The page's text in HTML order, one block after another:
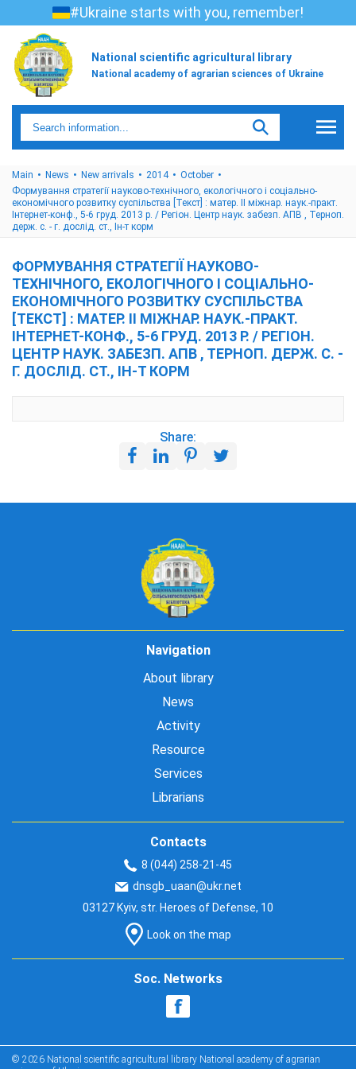
#Ukraine starts with you, remember!
National scientific agricultural library
National academy of agrarian sciences of Ukraine
Main News New arrivals 2014
October
Формування стратегії науково-технічного, екологічного і соціально-
економічного розвитку суспільства [Текст] : матер. ІІ міжнар. наук.-практ.
Інтернет-конф., 5-6 груд. 2013 р. / Регіон. Центр наук. забезп. АПВ , Терноп.
держ. с. - г. дослід. ст., Ін-т корм
ФОРМУВАННЯ СТРАТЕГІЇ НАУКОВО-
ТЕХНІЧНОГО, ЕКОЛОГІЧНОГО І СОЦІАЛЬНО-
ЕКОНОМІЧНОГО РОЗВИТКУ СУСПІЛЬСТВА
[ТЕКСТ] : МАТЕР. ІІ МІЖНАР. НАУК.-ПРАКТ.
ІНТЕРНЕТ-КОНФ., 5-6 ГРУД. 2013 Р. / РЕГІОН.
ЦЕНТР НАУК. ЗАБЕЗП. АПВ , ТЕРНОП. ДЕРЖ. С. -
Г. ДОСЛІД. СТ., ІН-Т КОРМ
Share:
Navigation
About library
News
Activity
Resource
Services
Librarians
Contacts
8 (044) 258-21-45
dnsgb_uaan@ukr.net
03127 Kyiv, str. Heroes of Defense, 10
Look on the map
Soc. Networks
© 2026 National scientific agricultural library National academy of agrarian